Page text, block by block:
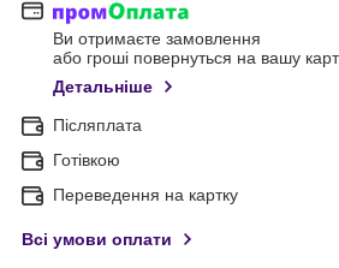
Ви отримаєте замовлення
або гроші повернуться на вашу
Детальніше
Післяплата
Готівкою
Переведення на картку
Всі умови оплати